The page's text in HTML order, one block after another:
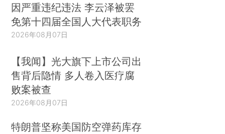
因严重违纪违法 李云泽被罢
免第十四届全国人大代表职务
2026年08月07日
【我闻】光大旗下上市公司出
售背后隐情 多人卷入医疗腐
败案被查
2026年08月07日
特朗普坚称美国防空弹药库存